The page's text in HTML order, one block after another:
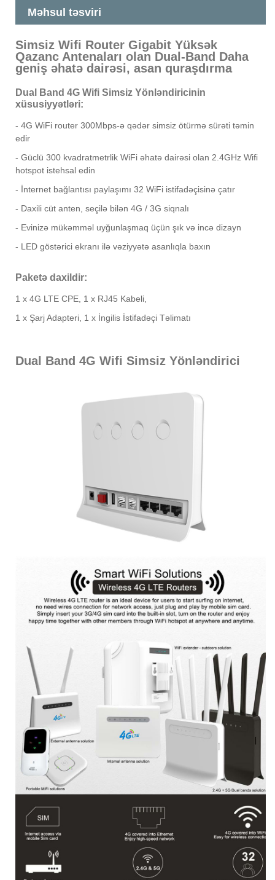
Məhsul təsviri
Simsiz Wifi Router Gigabit Yüksək
Qazanc Antenaları olan Dual-Band Daha
geniş əhatə dairəsi, asan quraşdırma
Dual Band 4G Wifi Simsiz Yönləndiricinin
xüsusiyyətləri:
- 4G WiFi router 300Mbps-ə qədər simsiz ötürmə sürəti təmin
edir
- Güclü 300 kvadratmetrlik WiFi əhatə dairəsi olan 2.4GHz Wifi
hotspot istehsal edin
- İnternet bağlantısı paylaşımı 32 WiFi istifadəçisinə çatır
- Daxili cüt anten, seçilə bilən 4G / 3G siqnalı
- Evinizə mükəmməl uyğunlaşmaq üçün şık və incə dizayn
- LED göstərici ekranı ilə vəziyyətə asanlıqla baxın
Paketə daxildir:
1 x 4G LTE CPE, 1 x RJ45 Kabeli,
1 x Şarj Adapteri, 1 x İngilis İstifadəçi Təlimatı
Dual Band 4G Wifi Simsiz Yönləndirici